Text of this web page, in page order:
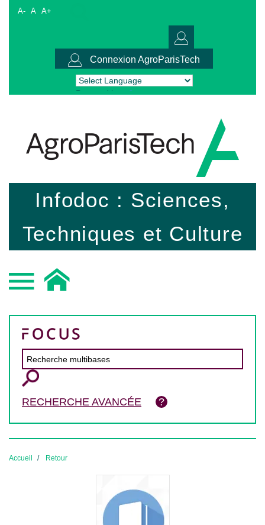
A- A A+
Connexion AgroParisTech
Powered by Translate
Infodoc : Sciences,
Techniques et Culture
RECHERCHE AVANCÉE
Accueil Retour